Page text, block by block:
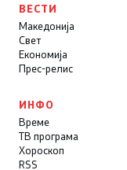
ВЕСТИ
Македонија
Свет
Економија
Прес-релис
ИНФО
Време
ТВ програма
Хороскоп
RSS